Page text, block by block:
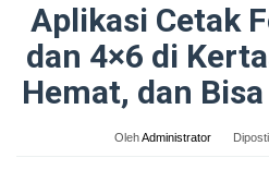
Aplikasi Cetak
dan 4×6 di
Hemat, dan
OlehAdministrator